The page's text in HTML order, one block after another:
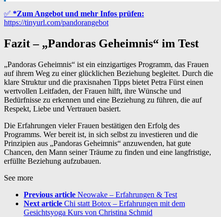
✅ *Zum Angebot und mehr Infos prüfen:
https://tinyurl.com/pandorangebot
Fazit – „Pandoras Geheimnis“ im Test
„Pandoras Geheimnis“ ist ein einzigartiges Programm, das Frauen
auf ihrem Weg zu einer glücklichen Beziehung begleitet. Durch die
klare Struktur und die praxisnahen Tipps bietet Petra Fürst einen
wertvollen Leitfaden, der Frauen hilft, ihre Wünsche und
Bedürfnisse zu erkennen und eine Beziehung zu führen, die auf
Respekt, Liebe und Vertrauen basiert.
Die Erfahrungen vieler Frauen bestätigen den Erfolg des
Programms. Wer bereit ist, in sich selbst zu investieren und die
Prinzipien aus „Pandoras Geheimnis“ anzuwenden, hat gute
Chancen, den Mann seiner Träume zu finden und eine langfristige,
erfüllte Beziehung aufzubauen.
See more
Previous article Neowake – Erfahrungen & Test
Next article Chi statt Botox – Erfahrungen mit dem
Gesichtsyoga Kurs von Christina Schmid